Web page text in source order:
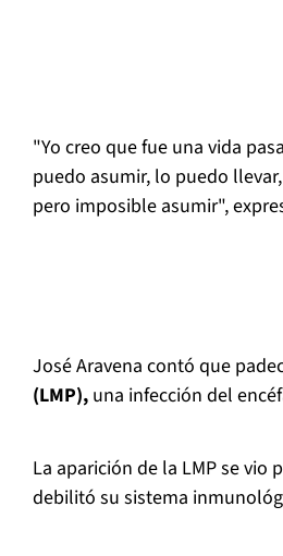
"Yo creo que fue una vida
puedo asumir, lo puedo
pero imposible asumir",
José Aravena contó que
(LMP), una infección del
La aparición de la LMP se
debilitó su sistema